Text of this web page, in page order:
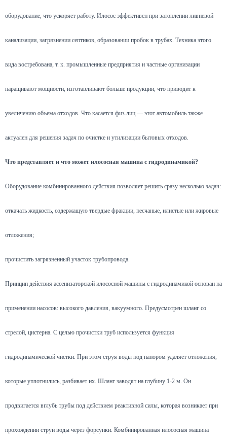
оборудование, что ускоряет работу. Илосос эффективен при затоплении ливневой
канализации, загрязнении септиков, образовании пробок в трубах. Техника этого
вида востребована, т. к. промышленные предприятия и частные организации
наращивают мощности, изготавливают больше продукции, что приводит к
увеличению объема отходов. Что касается физ.лиц — этот автомобиль также
актуален для решения задач по очистке и утилизации бытовых отходов.
Что представляет и что может илососная машина с гидродинамикой?
Оборудование комбинированного действия позволяет решить сразу несколько задач:
откачать жидкость, содержащую твердые фракции, песчаные, илистые или жировые
отложения;
прочистить загрязненный участок трубопровода.
Принцип действия ассенизаторской илососной машины с гидродинамикой основан на
применении насосов: высокого давления, вакуумного. Предусмотрен шланг со
стрелой, цистерна. С целью прочистки труб используется функция
гидродинамической чистки. При этом струя воды под напором удаляет отложения,
которые уплотнились, разбивает их. Шланг заводят на глубину 1-2 м. Он
продвигается вглубь трубы под действием реактивной силы, которая возникает при
прохождении струи воды через форсунки. Комбинированная илососная машина